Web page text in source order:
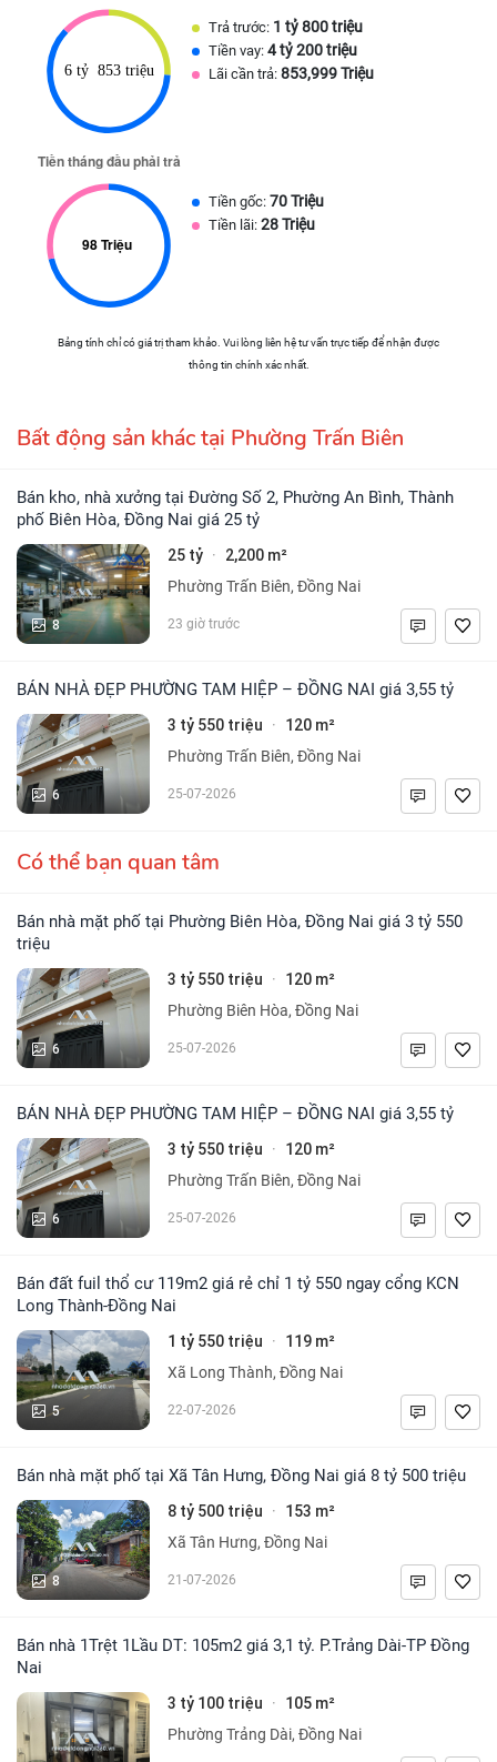
Trả trước: 1 tỷ 800 triệu
Tiền vay: 4 tỷ 200 triệu
Lãi cần trả: 853,999 Triệu
Tiền gốc: 70 Triệu
Tiền lãi: 28 Triệu
Bảng tính chỉ có giá trị tham khảo. Vui lòng liên hệ tư vấn trực tiếp để nhận được
thông tin chính xác nhất.
Bất động sản khác tại Phường Trấn Biên
Bán kho, nhà xưởng tại Đường Số 2, Phường An Bình, Thành
phố Biên Hòa, Đồng Nai giá 25 tỷ
8
25 tỷ · 2,200 m²
Phường Trấn Biên, Đồng Nai
23 giờ trước
BÁN NHÀ ĐẸP PHƯỜNG TAM HIỆP – ĐỒNG NAI giá 3,55 tỷ
6
3 tỷ 550 triệu · 120 m²
Phường Trấn Biên, Đồng Nai
25-07-2026
Có thể bạn quan tâm
Bán nhà mặt phố tại Phường Biên Hòa, Đồng Nai giá 3 tỷ 550
triệu
6
3 tỷ 550 triệu · 120 m²
Phường Biên Hòa, Đồng Nai
25-07-2026
BÁN NHÀ ĐẸP PHƯỜNG TAM HIỆP – ĐỒNG NAI giá 3,55 tỷ
6
3 tỷ 550 triệu · 120 m²
Phường Trấn Biên, Đồng Nai
25-07-2026
Bán đất fuil thổ cư 119m2 giá rẻ chỉ 1 tỷ 550 ngay cổng KCN
Long Thành-Đồng Nai
5
1 tỷ 550 triệu · 119 m²
Xã Long Thành, Đồng Nai
22-07-2026
Bán nhà mặt phố tại Xã Tân Hưng, Đồng Nai giá 8 tỷ 500 triệu
8
8 tỷ 500 triệu · 153 m²
Xã Tân Hưng, Đồng Nai
21-07-2026
Bán nhà 1Trệt 1Lầu DT: 105m2 giá 3,1 tỷ. P.Trảng Dài-TP Đồng
Nai
3 tỷ 100 triệu · 105 m²
Phường Trảng Dài, Đồng Nai